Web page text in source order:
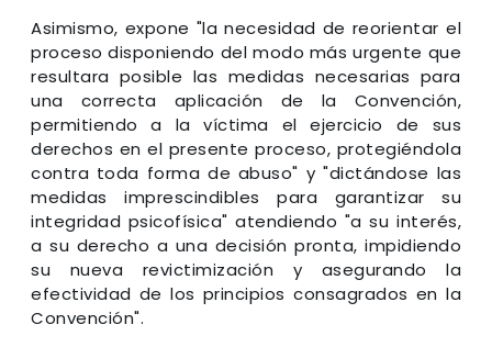
Asimismo, expone "la necesidad de reorientar el
proceso disponiendo del modo más urgente que
resultara posible las medidas necesarias para
una correcta aplicación de la Convención,
permitiendo a la víctima el ejercicio de sus
derechos en el presente proceso, protegiéndola
contra toda forma de abuso" y "dictándose las
medidas imprescindibles para garantizar su
integridad psicofísica" atendiendo "a su interés,
a su derecho a una decisión pronta, impidiendo
su nueva revictimización y asegurando la
efectividad de los principios consagrados en la
Convención".